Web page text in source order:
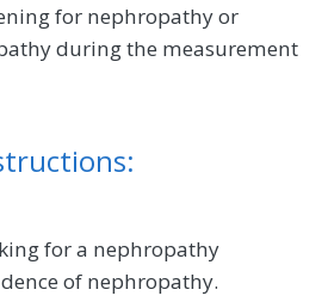
for nephropathy or
during the measurement
for a nephropathy
of nephropathy.